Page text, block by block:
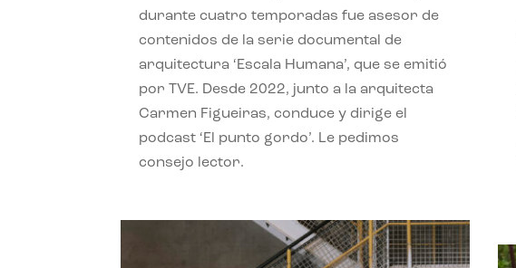
durante cuatro temporadas fue asesor de
contenidos de la serie documental de
arquitectura ‘Escala Humana’, que se emitió
por TVE. Desde 2022, junto a la arquitecta
Carmen Figueiras, conduce y dirige el
podcast ‘El punto gordo’. Le pedimos
consejo lector.